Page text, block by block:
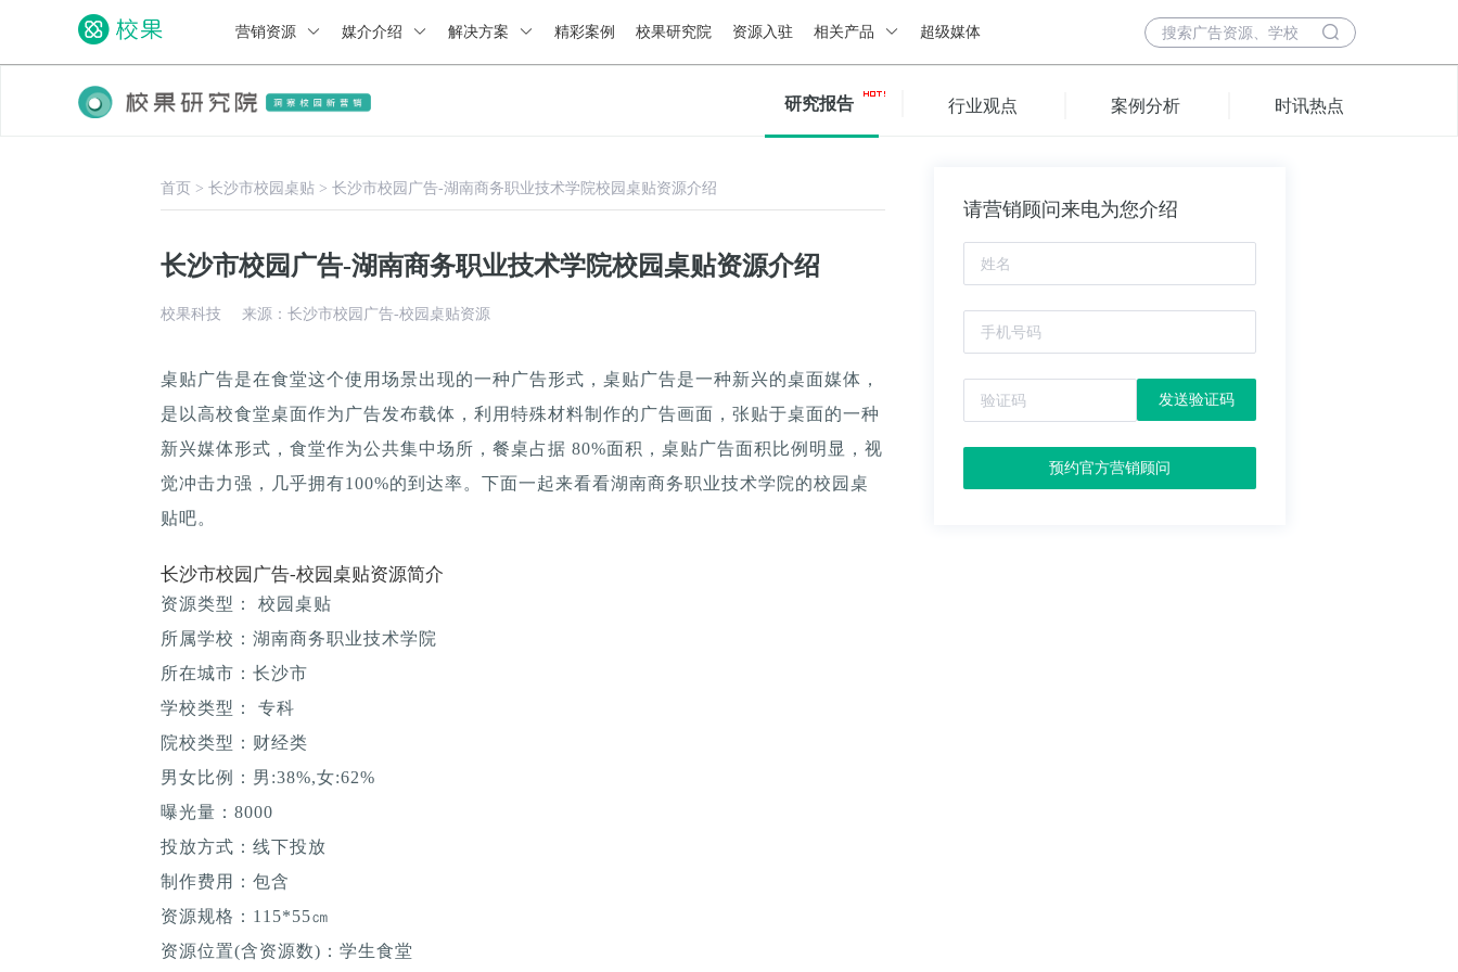
营销资源 媒介介绍 解决方案 精彩案例 校果研究院 资源入驻 相关产品 超级媒体
研究报告 行业观点 案例分析 时讯热点
首页 > 长沙市校园桌贴 > 长沙市校园广告-湖南商务职业技术学院校园桌贴资源介绍
长沙市校园广告-湖南商务职业技术学院校园桌贴资源介绍
校果科技 来源：长沙市校园广告-校园桌贴资源
桌贴广告是在食堂这个使用场景出现的一种广告形式，桌贴广告是一种新兴的桌面媒体，
是以高校食堂桌面作为广告发布载体，利用特殊材料制作的广告画面，张贴于桌面的一种
新兴媒体形式，食堂作为公共集中场所，餐桌占据 80%面积，桌贴广告面积比例明显，视
觉冲击力强，几乎拥有100%的到达率。下面一起来看看湖南商务职业技术学院的校园桌
贴吧。
长沙市校园广告-校园桌贴资源简介
资源类型： 校园桌贴
所属学校：湖南商务职业技术学院
所在城市：长沙市
学校类型： 专科
院校类型：财经类
男女比例：男:38%,女:62%
曝光量：8000
投放方式：线下投放
制作费用：包含
资源规格：115*55㎝
资源位置(含资源数)：学生食堂
请营销顾问来电为您介绍
发送验证码
预约官方营销顾问